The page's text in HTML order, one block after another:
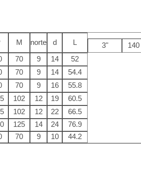
M norte d L 3" 140
70 9 14
52
70 9 14
54.4
70 9 16
55.8
102 12 19
60.5
102 12 22
66.5
125 14 24
76.9
70 9 10 44.2